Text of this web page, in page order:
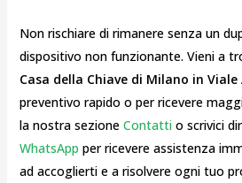
Non rischiare di rimanere senza un
dispositivo non funzionante. Vieni a
Casa della Chiave di Milano in Viale
preventivo rapido o per ricevere
la nostra sezione Contattio scrivici
WhatsApp per ricevere assistenza
ad accoglierti e a risolvere ogni tuo